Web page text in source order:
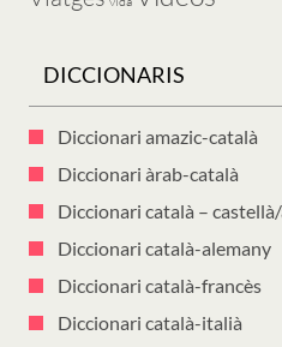
DICCIONARIS
Diccionari amazic-català
Diccionari àrab-català
Diccionari català –
Diccionari català-alemany
Diccionari català-francès
Diccionari català-italià